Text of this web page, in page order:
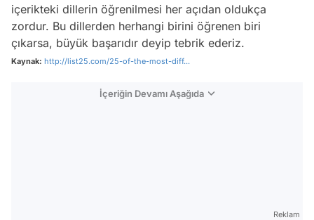
içerikteki dillerin öğrenilmesi her açıdan oldukça
zordur. Bu dillerden herhangi birini öğrenen biri
çıkarsa, büyük başarıdır deyip tebrik ederiz.
Kaynak: http://list25.com/25-of-the-most-diff...
İçeriğin Devamı Aşağıda
Reklam